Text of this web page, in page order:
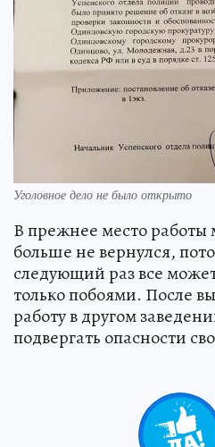
Уголовное дело не было открыто
В прежнее место работы
больше не вернулся,
следующий раз все
только побоями. После
работу в другом
подвергать опасности